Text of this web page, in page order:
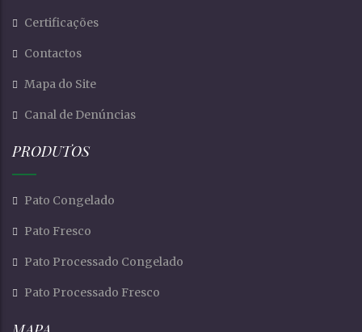
Certificações
Contactos
Mapa do Site
Canal de Denúncias
PRODUTOS
Pato Congelado
Pato Fresco
Pato Processado Congelado
Pato Processado Fresco